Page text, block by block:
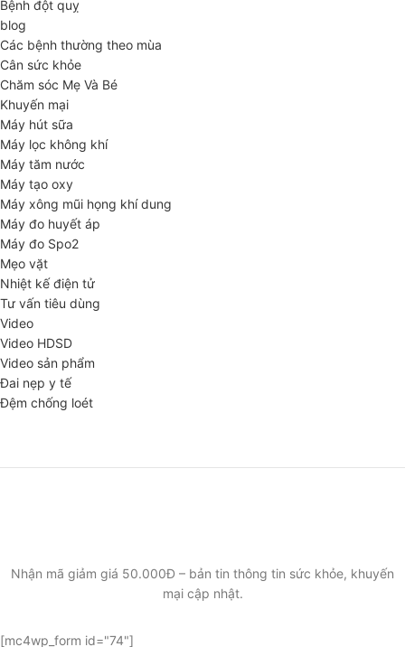
Bệnh đột quỵ
blog
Các bệnh thường theo mùa
Cân sức khỏe
Chăm sóc Mẹ Và Bé
Khuyến mại
Máy hút sữa
Máy lọc không khí
Máy tăm nước
Máy tạo oxy
Máy xông mũi họng khí dung
Máy đo huyết áp
Máy đo Spo2
Mẹo vặt
Nhiệt kế điện tử
Tư vấn tiêu dùng
Video
Video HDSD
Video sản phẩm
Đai nẹp y tế
Đệm chống loét
Nhận mã giảm giá 50.000Đ – bản tin thông tin sức khỏe, khuyến
mại cập nhật.
[mc4wp_form id="74"]